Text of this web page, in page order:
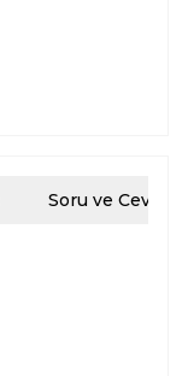
Soru ve Cevap